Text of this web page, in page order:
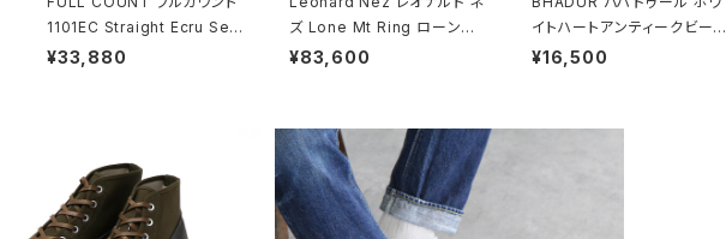
1101EC Straight Ecru Selv
edge Denim ストレートセル
¥33,880
ズ Lone Mt Ring ローンマ
ウンテンターコイズリング 15
¥83,600
イトハートアンティークビーズ
ブレスレット 金赤 #b126 日
¥16,500